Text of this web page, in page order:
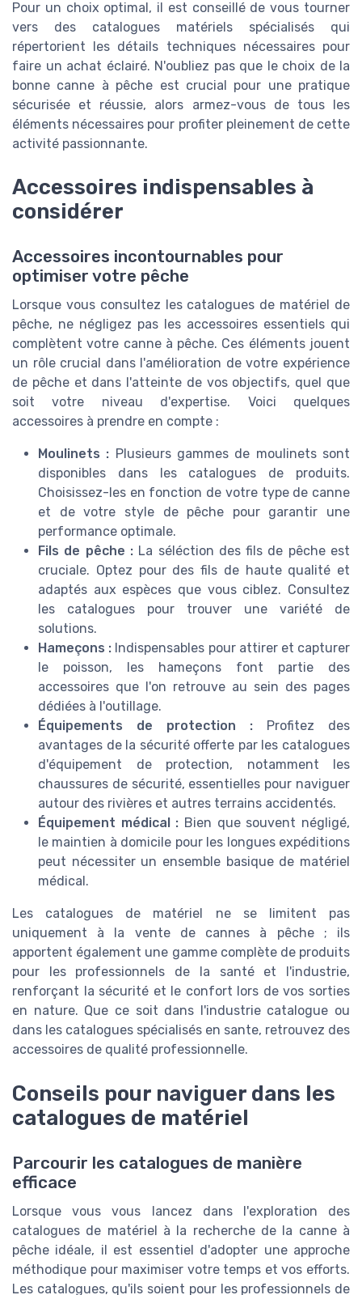
Pour un choix optimal, il est conseillé de vous tourner
vers des catalogues matériels spécialisés qui
répertorient les détails techniques nécessaires pour
faire un achat éclairé. N'oubliez pas que le choix de la
bonne canne à pêche est crucial pour une pratique
sécurisée et réussie, alors armez-vous de tous les
éléments nécessaires pour profiter pleinement de cette
activité passionnante.
Accessoires indispensables à
considérer
Accessoires incontournables pour
optimiser votre pêche
Lorsque vous consultez les catalogues de matériel de
pêche, ne négligez pas les accessoires essentiels qui
complètent votre canne à pêche. Ces éléments jouent
un rôle crucial dans l'amélioration de votre expérience
de pêche et dans l'atteinte de vos objectifs, quel que
soit votre niveau d'expertise. Voici quelques
accessoires à prendre en compte :
Moulinets : Plusieurs gammes de moulinets sont
disponibles dans les catalogues de produits.
Choisissez-les en fonction de votre type de canne
et de votre style de pêche pour garantir une
performance optimale.
Fils de pêche :La séléction des fils de pêche est
cruciale. Optez pour des fils de haute qualité et
adaptés aux espèces que vous ciblez. Consultez
les catalogues pour trouver une variété de
solutions.
Hameçons : Indispensables pour attirer et capturer
le poisson, les hameçons font partie des
accessoires que l'on retrouve au sein des pages
dédiées à l'outillage.
Équipements de protection : Profitez des
avantages de la sécurité offerte par les catalogues
d'équipement de protection, notamment les
chaussures de sécurité, essentielles pour naviguer
autour des rivières et autres terrains accidentés.
Équipement médical : Bien que souvent négligé,
le maintien à domicile pour les longues expéditions
peut nécessiter un ensemble basique de matériel
médical.
Les catalogues de matériel ne se limitent pas
uniquement à la vente de cannes à pêche ; ils
apportent également une gamme complète de produits
pour les professionnels de la santé et l'industrie,
renforçant la sécurité et le confort lors de vos sorties
en nature. Que ce soit dans l'industrie catalogue ou
dans les catalogues spécialisés en sante, retrouvez des
accessoires de qualité professionnelle.
Conseils pour naviguer dans les
catalogues de matériel
Parcourir les catalogues de manière
efficace
Lorsque vous vous lancez dans l'exploration des
catalogues de matériel à la recherche de la canne à
pêche idéale, il est essentiel d'adopter une approche
méthodique pour maximiser votre temps et vos efforts.
Les catalogues, qu'ils soient pour les professionnels de